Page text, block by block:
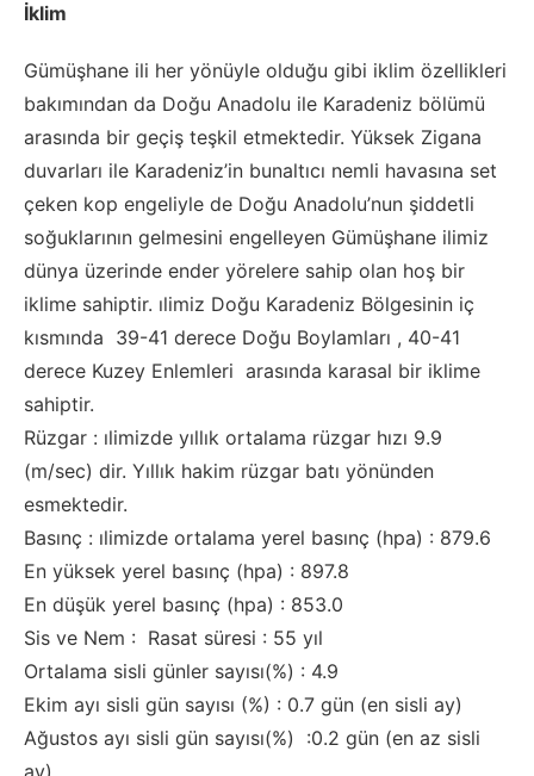
İklim
Gümüşhane ili her yönüyle olduğu gibi iklim özellikleri
bakımından da Doğu Anadolu ile Karadeniz bölümü
arasında bir geçiş teşkil etmektedir. Yüksek Zigana
duvarları ile Karadeniz’in bunaltıcı nemli havasına set
çeken kop engeliyle de Doğu Anadolu’nun şiddetli
soğuklarının gelmesini engelleyen Gümüşhane ilimiz
dünya üzerinde ender yörelere sahip olan hoş bir
iklime sahiptir. ılimiz Doğu Karadeniz Bölgesinin iç
kısmında 39-41 derece Doğu Boylamları , 40-41
derece Kuzey Enlemleri arasında karasal bir iklime
sahiptir.
Rüzgar : ılimizde yıllık ortalama rüzgar hızı 9.9
(m/sec) dir. Yıllık hakim rüzgar batı yönünden
esmektedir.
Basınç : ılimizde ortalama yerel basınç (hpa) : 879.6
En yüksek yerel basınç (hpa) : 897.8
En düşük yerel basınç (hpa) : 853.0
Sis ve Nem : Rasat süresi : 55 yıl
Ortalama sisli günler sayısı(%) : 4.9
Ekim ayı sisli gün sayısı (%) : 0.7 gün (en sisli ay)
Ağustos ayı sisli gün sayısı(%) :0.2 gün (en az sisli
ay)